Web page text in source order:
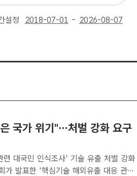
설정 -
국가 위기"…처벌 강화 요구
대국민 인식조사' 기술 유출 처벌 강화